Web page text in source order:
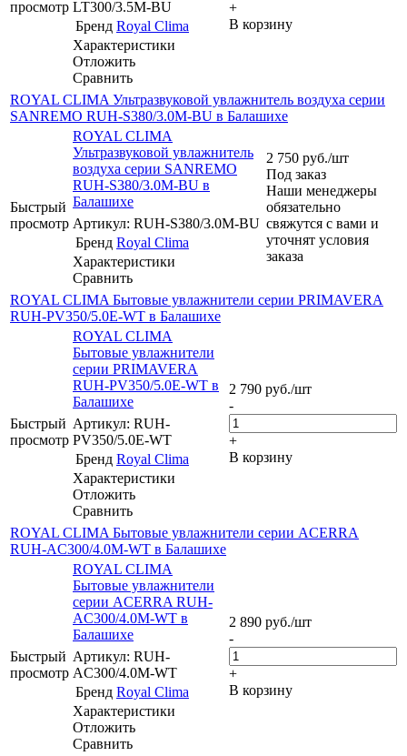
просмотр LT300/3.5M-BU
Бренд Royal Clima
Характеристики
Отложить
Сравнить
+
В корзину
ROYAL CLIMA Ультразвуковой увлажнитель воздуха серии
SANREMO RUH-S380/3.0M-BU в Балашихе
Быстрый
просмотр
ROYAL CLIMA
Ультразвуковой увлажнитель
воздуха серии SANREMO
RUH-S380/3.0M-BU в
Балашихе
Артикул: RUH-S380/3.0M-BU
Бренд Royal Clima
Характеристики
Сравнить
2 750 руб./шт
Под заказ
Наши менеджеры
обязательно
свяжутся с вами и
уточнят условия
заказа
ROYAL CLIMA Бытовые увлажнители серии PRIMAVERA
RUH-PV350/5.0E-WT в Балашихе
Быстрый
просмотр
ROYAL CLIMA
Бытовые увлажнители
серии PRIMAVERA
RUH-PV350/5.0E-WT в
Балашихе
Артикул: RUH-
PV350/5.0E-WT
Бренд Royal Clima
Характеристики
Отложить
Сравнить
2 790 руб./шт
-
+
В корзину
ROYAL CLIMA Бытовые увлажнители серии ACERRA
RUH-AC300/4.0M-WT в Балашихе
Быстрый
просмотр
ROYAL CLIMA
Бытовые увлажнители
серии ACERRA RUH-
AC300/4.0M-WT в
Балашихе
Артикул: RUH-
AC300/4.0M-WT
Бренд Royal Clima
Характеристики
Отложить
Сравнить
2 890 руб./шт
-
+
В корзину